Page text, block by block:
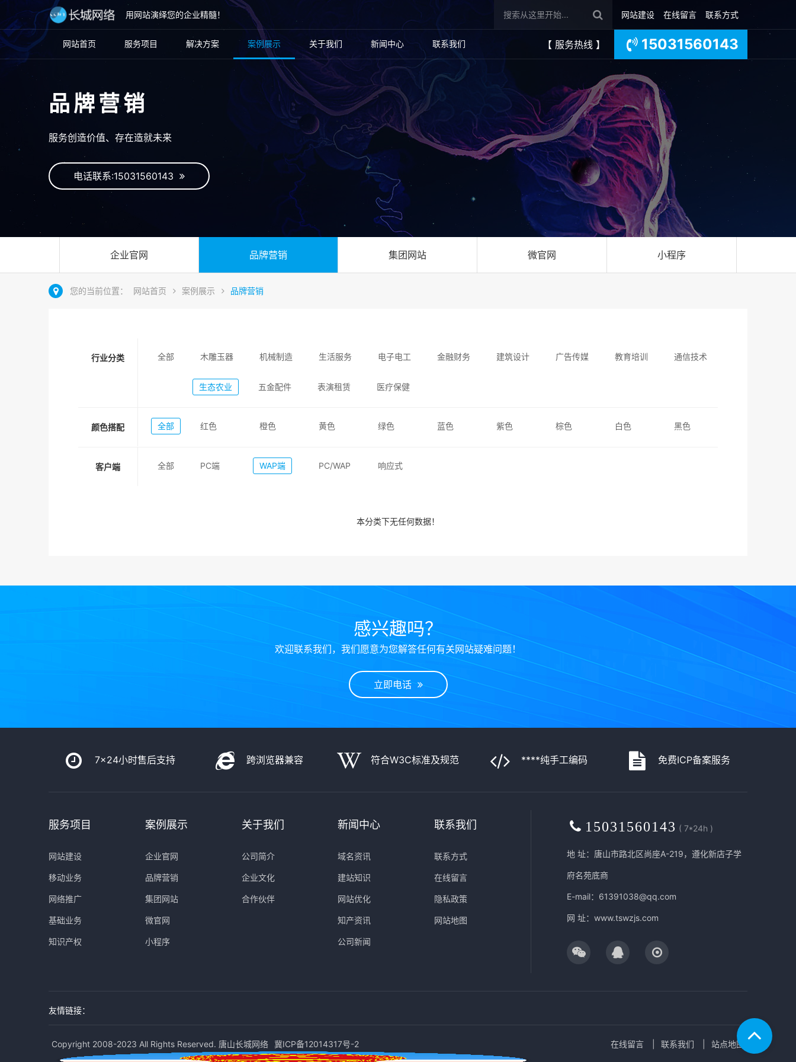
用网站演绎您的企业精髓！ 网站建设 在线留言 联系方式
网站首页 服务项目 解决方案 案例展示 关于我们 新闻中心 联系我们 【 服务热线 】 15031560143
品牌营销
服务创造价值、存在造就未来
电话联系:15031560143
企业官网 品牌营销 集团网站 微官网 小程序
您的当前位置： 网站首页 案例展示 品牌营销
行业分类 全部 木雕玉器 机械制造 生活服务 电子电工 金融财务 建筑设计 广告传媒 教育培训 通信技术
生态农业 五金配件 表演租赁 医疗保健
颜色搭配 全部 红色 橙色 黄色 绿色 蓝色 紫色 棕色 白色 黑色
客户端 全部 PC端 WAP端 PC/WAP 响应式
本分类下无任何数据！
感兴趣吗？
欢迎联系我们，我们愿意为您解答任何有关网站疑难问题！
立即电话
7x24小时售后支持 跨浏览器兼容 符合W3C标准及规范 ****纯手工编码 免费ICP备案服务
服务项目
网站建设
移动业务
网络推广
基础业务
知识产权
案例展示
企业官网
品牌营销
集团网站
微官网
小程序
关于我们
公司简介
企业文化
合作伙伴
新闻中心
域名资讯
建站知识
网站优化
知产资讯
公司新闻
联系我们
联系方式
在线留言
隐私政策
网站地图
15031560143 ( 7*24h )
地 址：唐山市路北区尚座A-219，遵化新店子学
府名苑底商
E-mail：61391038@qq.com
网 址：www.tswzjs.com
友情链接：
Copyright 2008-2023 All Rights Reserved. 唐山长城网络 冀ICP备12014317号-2 在线留言 联系我们 站点地图